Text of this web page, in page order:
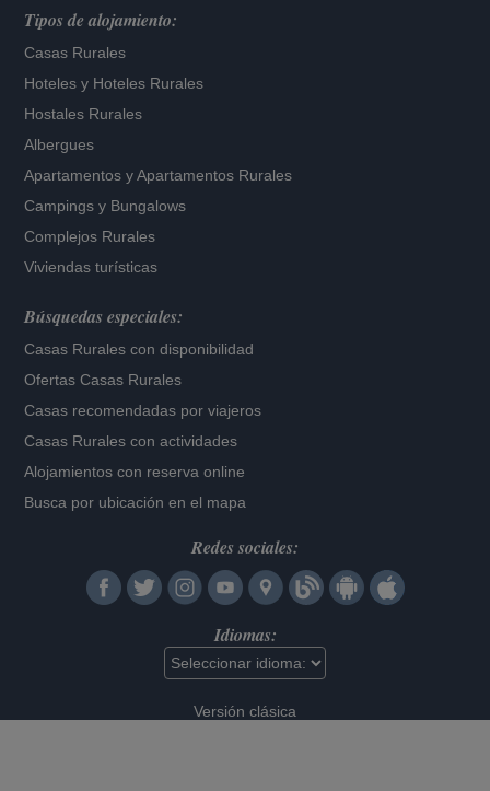
Tipos de alojamiento:
Casas Rurales
Hoteles y Hoteles Rurales
Hostales Rurales
Albergues
Apartamentos yApartamentos Rurales
Campings y Bungalows
Complejos Rurales
Viviendas turísticas
Búsquedas especiales:
Casas Rurales con disponibilidad
Ofertas Casas Rurales
Casas recomendadas por viajeros
Casas Rurales con actividades
Alojamientos con reserva online
Busca por ubicación en el mapa
Redes sociales:
Idiomas:
Versión clásica